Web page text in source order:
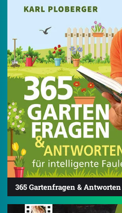
365 Gartenfragen & Antworten